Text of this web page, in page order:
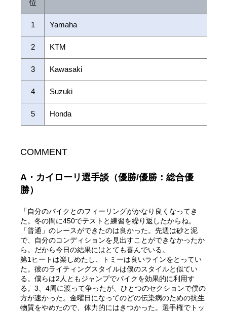
位
1 Yamaha
2 KTM
3 Kawasaki
4 Suzuki
5 Honda
COMMENT
A・カイローリ選手談（優勝/優勝：総合優
勝）
「自分のバイクとのフィーリングがかなり良くなってき
た。冬の間に450でテストと練習を繰り返したからね。
「普通」のレースができたのは良かった。先週は砂と泥
で、自分のコンディションを見出すことができなかったか
ら。だから今日の結果にはとても喜んでいる。
第1ヒートは楽しめたし、トミーは良いラインをとってい
た。彼のライティングスタイルは僕のスタイルと似てい
る。僕らは2人ともジャンプでバイクを効果的に利用す
る。3、4周に渡って争ったが、ひとつのセクションで僕の
方が速かった。金曜日になってのどの伝染病のための抗生
物質をやめたので、体力的にはきつかった。選手権でトッ